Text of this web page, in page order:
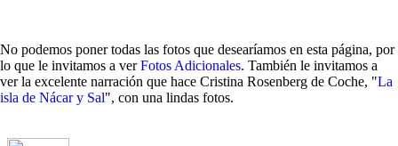
No podemos poner todas las fotos que desearíamos en esta página, por
lo que le invitamos a verFotos Adicionales. También le invitamos a
ver la excelente narración que hace Cristina Rosenberg de Coche, "La
isla de Nácar y Sal", con una lindas fotos.